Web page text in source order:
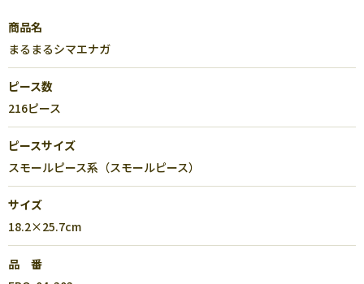
商品名
まるまるシマエナガ
ピース数
216ピース
ピースサイズ
スモールピース系（スモールピース）
サイズ
18.2×25.7cm
品 番